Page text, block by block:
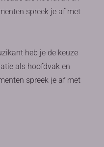
spreek je af met
heb je de keuze
als hoofdvak en
spreek je af met